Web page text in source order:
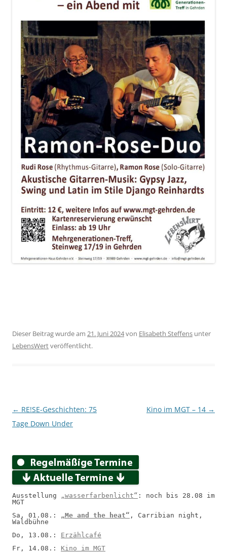
Dieser Beitrag wurde am 21. Juni 2024von Elisabeth Steffens unter
LebensWertveröffentlicht.
Beitragsnavigation
← RE!SE-Geschichten: 75
Tage Down Under
Kino im MGT – 14 →
Ausstellung „wasserfarbenlicht“ : noch bis 28.08 im
MGT
Sa, 01.08.: „Me and the heat“ , Carribian night,
Waldbühne
Do, 13.08.: Erzählcafé
Fr, 14.08.: Kino im MGT